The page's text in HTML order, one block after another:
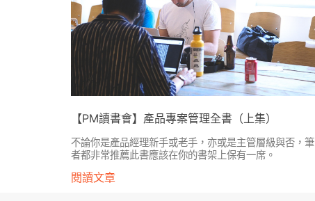
【PM讀書會】產品專案管理全書（上集）
不論你是產品經理新手或老手，亦或是主管層級與否，筆
者都非常推薦此書應該在你的書架上保有一席。
閱讀文章